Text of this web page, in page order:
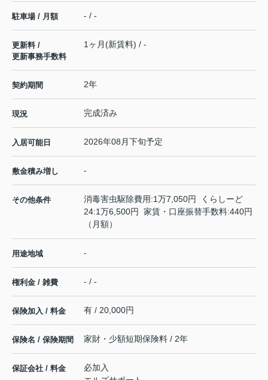
駐車場 / 月額 - / -
更新料 /
更新事務手数料
1ヶ月(新賃料) / -
契約期間 2年
現況 完成済み
入居可能日 2026年08月下旬予定
敷金積み増し -
その他条件
消毒害虫駆除費用:1万7,050円 くらしーど
24:1万6,500円 家賃・口座振替手数料:440円
（月額）
用途地域 -
権利金 / 雑費 - / -
保険加入 / 料金 有 / 20,000円
保険名 / 保険期間 家財・少額短期保険料 / 2年
保証会社 / 料金
必加入